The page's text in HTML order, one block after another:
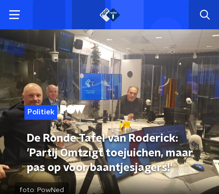
Politiek
De Ronde Tafel van Roderick:
'Partij Omtzigt toejuichen, maar
pas op voor baantjesjagers!'
foto: PowNed